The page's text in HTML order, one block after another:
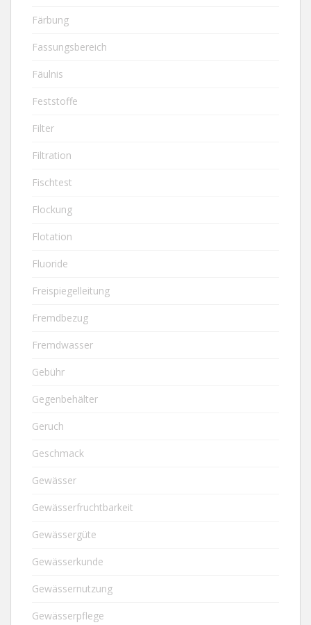
Färbung
Fassungsbereich
Fäulnis
Feststoffe
Filter
Filtration
Fischtest
Flockung
Flotation
Fluoride
Freispiegelleitung
Fremdbezug
Fremdwasser
Gebühr
Gegenbehälter
Geruch
Geschmack
Gewässer
Gewässerfruchtbarkeit
Gewässergüte
Gewässerkunde
Gewässernutzung
Gewässerpflege